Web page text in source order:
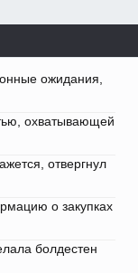
ожидания,
охватывающей
отвергнул
о закупках
болдестен